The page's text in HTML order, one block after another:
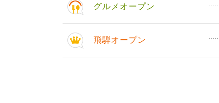
グルメオープン
飛騨オープン